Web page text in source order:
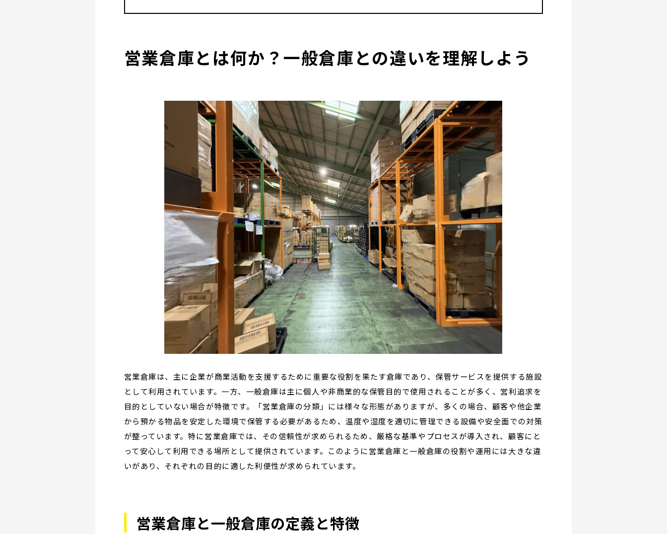
営業倉庫とは何か？一般倉庫との違いを理解しよう
営業倉庫は、主に企業が商業活動を支援するために重要な役割を果たす倉庫であり、保管サービスを提供する施設
として利用されています。一方、一般倉庫は主に個人や非商業的な保管目的で使用されることが多く、営利追求を
目的としていない場合が特徴です。「営業倉庫の分類」には様々な形態がありますが、多くの場合、顧客や他企業
から預かる物品を安定した環境で保管する必要があるため、温度や湿度を適切に管理できる設備や安全面での対策
が整っています。特に営業倉庫では、その信頼性が求められるため、厳格な基準やプロセスが導入され、顧客にと
って安心して利用できる場所として提供されています。このように営業倉庫と一般倉庫の役割や運用には大きな違
いがあり、それぞれの目的に適した利便性が求められています。
営業倉庫と一般倉庫の定義と特徴